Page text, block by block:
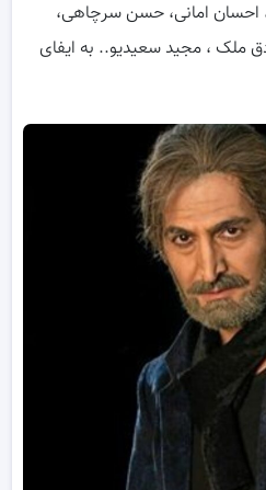
احسان امانی، حسن سرچاهی،
ملک ، مجید سعیدیو.. به ایفای